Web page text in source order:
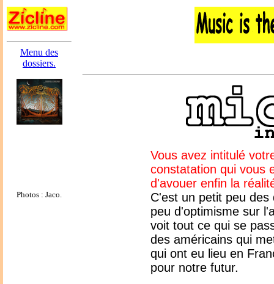
Menu des
dossiers.
Photos : Jaco.
Vous avez intitulé
constatation qui vous
d'avouer enfin la
C'est un petit peu
peu d'optimisme sur
voit tout ce qui se
des américains qui
qui ont eu lieu en
pour notre futur.